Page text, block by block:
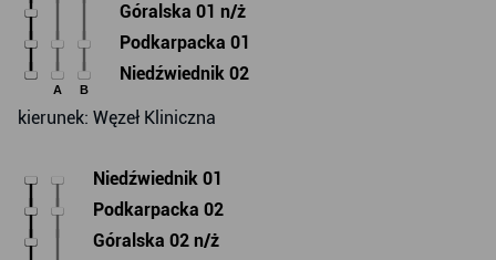
Góralska 01 n/ż
Podkarpacka 01
A B
Niedźwiednik 02
kierunek: Węzeł Kliniczna
Niedźwiednik 01
Podkarpacka 02
Góralska 02 n/ż